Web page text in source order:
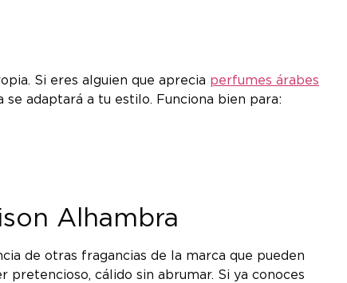
Si eres alguien que aprecia perfumes árabes
adaptará a tu estilo. Funciona bien para:
Alhambra
de otras fragancias de la marca que pueden
cálido sin abrumar. Si ya conoces